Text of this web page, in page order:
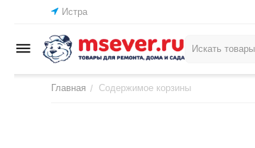
Истра
Главная / Содержимое корзины